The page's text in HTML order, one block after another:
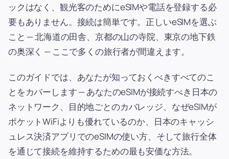
ックはなく、観光客のためにeSIMや電話を登録する必
要もありません。接続は簡単です。正しいeSIMを選ぶ
こと — 北海道の田舎、京都の山の寺院、東京の地下鉄
の奥深く — ここで多くの旅行者が間違えます。
このガイドでは、あなたが知っておくべきすべてのこ
とをカバーします — あなたのeSIMが接続すべき日本の
ネットワーク、目的地ごとのカバレッジ、なぜeSIMが
ポケットWiFiよりも優れているのか、日本のキャッシ
ュレス決済アプリでのeSIMの使い方、そして旅行全体
を通じて接続を維持するための最も安価な方法。